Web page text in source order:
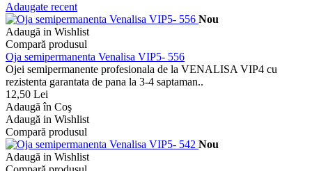
Adaugate recent
Nou
Adaugă in Wishlist
Compară produsul
Oja semipermanenta Venalisa VIP5- 556
Ojei semipermanente profesionala de la VENALISA VIP4 cu
rezistenta garantata de pana la 3-4 saptaman..
12,50 Lei
Adaugă în Coş
Adaugă in Wishlist
Compară produsul
Nou
Adaugă in Wishlist